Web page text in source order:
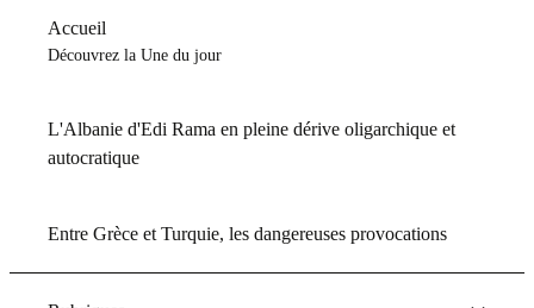
Accueil
Découvrez la Une du jour
L'Albanie d'Edi Rama en pleine dérive oligarchique et
autocratique
Entre Grèce et Turquie, les dangereuses provocations